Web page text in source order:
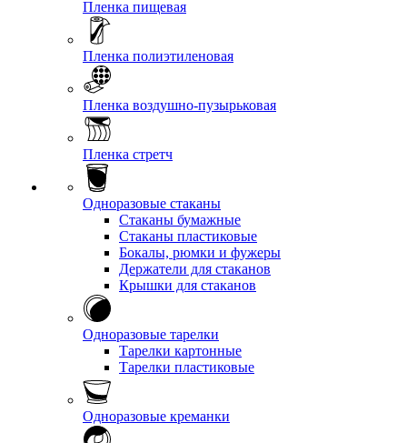
Пленка пищевая
Пленка полиэтиленовая
Пленка воздушно-пузырьковая
Пленка стретч
Одноразовые стаканы
Стаканы бумажные
Стаканы пластиковые
Бокалы, рюмки и фужеры
Держатели для стаканов
Крышки для стаканов
Одноразовые тарелки
Тарелки картонные
Тарелки пластиковые
Одноразовые креманки